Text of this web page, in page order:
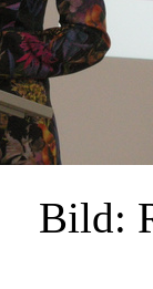
Bild: